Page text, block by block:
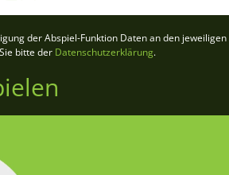
der Abspiel-Funktion Daten an den jeweiligen
bitte der Datenschutzerklärung.